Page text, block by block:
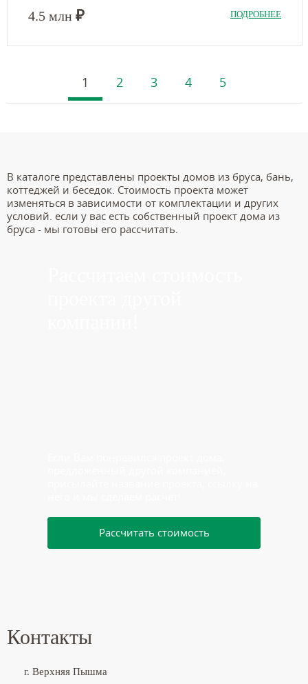
4.5 млн ₽ ПОДРОБНЕЕ
1 2 3 4 5
В каталоге представлены проекты домов из бруса, бань,
коттеджей и беседок. Стоимость проекта может
изменяться в зависимости от комплектации и других
условий. если у вас есть собственный проект дома из
бруса - мы готовы его рассчитать.
Рассчитать стоимость
Контакты
г. Верхняя Пышма